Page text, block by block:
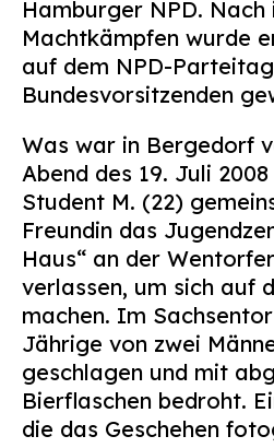
Hamburger NPD. Nach
Machtkämpfen wurde
auf dem NPD-
Bundesvorsitzenden
Was war in Bergedorf
Abend des 19. Juli
Student M. (22)
Freundin das
Haus“ an der
verlassen, um sich auf
machen. Im
Jährige von zwei
geschlagen und mit
Bierflaschen bedroht.
die das Geschehen